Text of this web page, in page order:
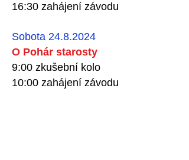
16:30 zahájení závodu
Sobota 24.8.2024
O Pohár starosty
9:00 zkušební kolo
10:00 zahájení závodu